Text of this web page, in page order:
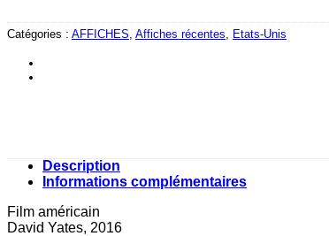
Catégories : AFFICHES Affiches récentes Etats-Unis
Description
Informations complémentaires
Film américain
David Yates, 2016